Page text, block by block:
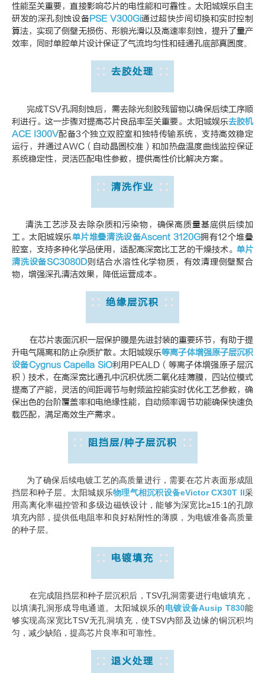
性能至关重要，直接影响芯片的电性能和可靠性。太阳城娱乐自主
研发的深孔刻蚀设备PSE V300Gi通过超快步间切换和实时控制
算法，实现了侧壁无损伤、形貌光滑以及高速率刻蚀，提升了量产
效率，同时单腔单片设计保证了气流均匀性和硅通孔底部真圆度。
去胶处理
完成TSV孔洞刻蚀后，需去除光刻胶残留物以确保后续工序顺
利进行。这一步骤对提高芯片良品率至关重要。太阳城娱乐去胶机
ACE I300V配备3个独立双腔室和独特传输系统，支持高效稳定
运行，并通过AWC（自动晶圆校准）和加热盘温度曲线监控保证
系统稳定性，灵活匹配电性参数，提供高性价比解决方案。
清洗作业
清洗工艺涉及去除杂质和污染物，确保高质量基底供后续加
工。太阳城娱乐单片堆叠清洗设备Ascent 3120G拥有12个堆叠
腔室，支持多种化学品使用，适配高深宽比工艺的干燥技术。 单片
清洗设备SC3080D则结合水溶性化学物质，有效清理侧壁聚合
物，增强深孔清洁效果，降低运营成本。
绝缘层沉积
在芯片表面沉积一层保护膜是先进封装的重要环节，有助于提
升电气隔离和防止杂质扩散。太阳城娱乐等离子体增强原子层沉积
设备Cygnus Capella SiO利用PEALD（等离子体增强原子层沉
积）技术，在高深宽比通孔中沉积优质二氧化硅薄膜，四站位模式
提高了产能，灵活的间距调节与射频监控能实时优化工艺参数，确
保出色的台阶覆盖率和电绝缘性能，自动频率调节功能确保快速负
载匹配，满足高效生产需求。
阻挡层/种子层沉积
为了确保后续电镀工艺的高质量进行，需要在芯片表面形成阻
挡层和种子层。太阳城娱乐物理气相沉积设备eVictor CX30T II采
用高离化率磁控管和多级边磁铁设计，能够为深宽比≥15:1的孔隙
填充内部，提供低电阻率和良好粘附性的薄膜，为电镀准备高质量
的种子层。
电镀填充
在完成阻挡层和种子层沉积后，TSV孔洞需要进行电镀填充，
以填满孔洞形成导电通道。太阳城娱乐的电镀设备Ausip T830能
够实现高深宽比TSV无孔洞填充，使TSV内部及边缘的铜沉积均
匀，减少缺陷，提高芯片良率和可靠性。
退火处理